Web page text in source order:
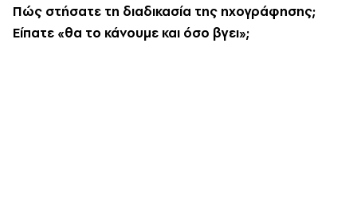
Πώς στήσατε τη διαδικασία της ηχογράφησης;
Είπατε «θα το κάνουμε και όσο βγει»;